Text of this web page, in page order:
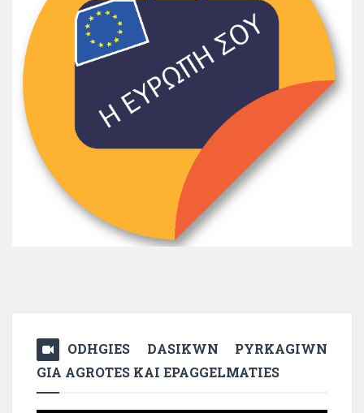
ODHGIES DASIKWN PYRKAGIWN
GIA AGROTES KAI EPAGGELMATIES